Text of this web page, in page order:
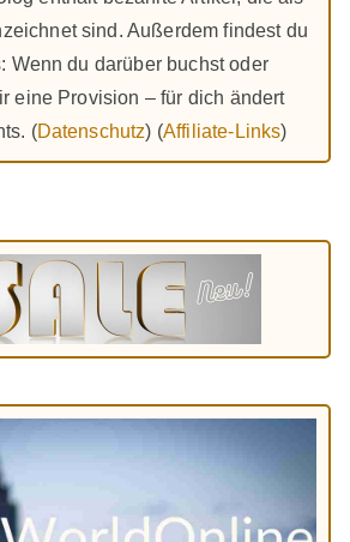
sind. Außerdem findest du
Wenn du darüber buchst oder
eine Provision – für dich ändert
(Datenschutz) (Affiliate-Links)